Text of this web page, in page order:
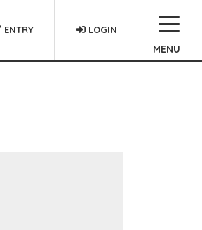
ENTRY LOGIN
MENU